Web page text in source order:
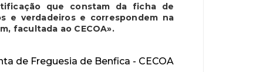
que constam da ficha de
e verdadeiros e correspondem na
facultada ao CECOA».
de Freguesia de Benfica - CECOA